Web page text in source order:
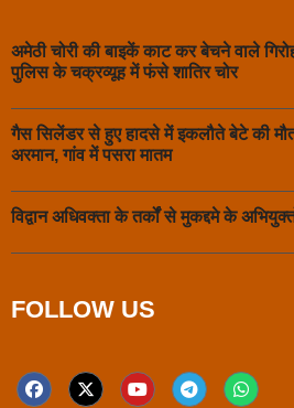
अमेठी चोरी की बाइकें काट कर बेचने वाले
पुलिस के चक्रव्यूह में फंसे शातिर चोर
गैस सिलेंडर से हुए हादसे में इकलौते बेटे की
अरमान, गांव में पसरा मातम
विद्वान अधिवक्ता के तर्कों से मुकद्दमे के
FOLLOW US